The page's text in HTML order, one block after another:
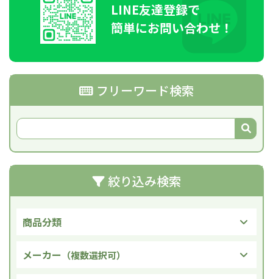
LINE友達登録で
簡単にお問い合わせ！
フリーワード検索
絞り込み検索
商品分類
メーカー （複数選択可）